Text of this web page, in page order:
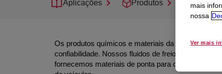
Aplicações Produtos Suporte
Os produtos químicos e materiais da Dow para
confiabilidade. Nossos fluidos de freio continuam
fornecemos materiais de ponta para os sistemas
mais
nossa
Ver mais